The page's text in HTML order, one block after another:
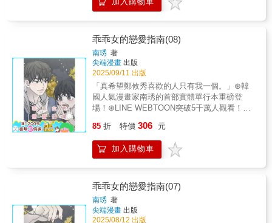
明信片也倍數增長，一口氣收錄6張精美彩圖，
= 憑藉著出色的能力及可愛的力量，莉莉卡
慢慢在宮中累積了一些聲望，並在誤打誤撞間
悄悄改變了宮廷的勢力。為了迎接即將回宮的
皇太子堂哥，莉莉卡滿懷期待地籌辦了一場精
緻的茶會，想親近這位傳說中的兄長，兄妹兩
人卻有了奇妙的相遇……某天，莉莉卡撐著媽
媽送的華麗蕾絲陽傘在花園散步，意外邂逅了
的作品，菲約爾德．巴拉特小公爵。究竟這兩
女之路，掀起怎樣翻天覆地的改變呢？
「我……第一次看到這麼優美的曲膝禮……可
以教我嗎？」＝延伸閱讀＝愛生活◆愛閱讀◆
愛創作更多精采活動與新書訊息請關注：愛呦
文創粉絲團：
https://www.facebook.com/iyao.book/
國新銳、社交名媛及異國使節一一登場。在帝
係的流言蜚語，竟在一夜間傳遍大街小巷。一
場前所未見的劇烈風暴正在醞釀，稍有不慎，
舒莉與她所珍視之人，勢必陷入萬劫不復的境
地……
乖乖女的戀愛指南(08)
南琇 著
尖端漫畫 出版
2025/09/11 出版
「真希望鄭攸秀喜歡的人只有我一個。」⊛韓
國人氣漫畫家南琇的首部實體單行本重磅登
場！⊛LINE WEBTOON突破5千萬人觀看！⊛
遇到的首個難題!?【故事簡介】成為情侶的佑
元與攸秀來到了農村做志工當作約會，沒想到
曾經暗戀攸秀的東俊也一同參加。遇到雖然嘴
85 折 特價 306 元
加入購物車
乖乖女的戀愛指南(07)
南琇 著
尖端漫畫 出版
2025/08/12 出版